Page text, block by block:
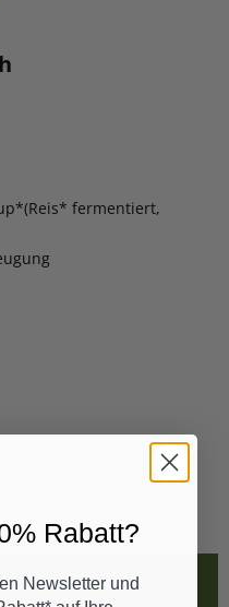
fermentiert,
Rabatt?
Newsletter und